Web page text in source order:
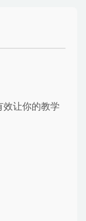
让你的教学